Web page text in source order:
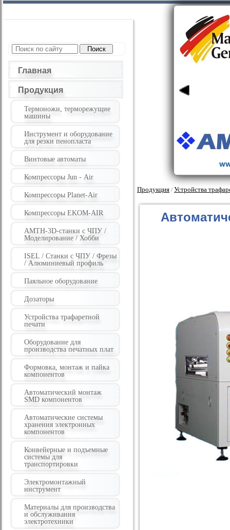
Главная
Продукция
Термоножи, терморежущие
машины
Инструмент и оборудование
для резки пенопласта
Винтовые автоматы
Компрессоры Jun - Air
Компрессоры Planet-Air
Компрессоры EKOM-AIR
AMTH-3D-станки с ЧПУ /
Моделирование / Хобби
ISEL / Станки с ЧПУ / Фрезы
/ Алюминиевый профиль
Паяльное оборудование
Дозаторы
Устройства трафаретной
печати
Оборудование для
производства печатных плат
Формовка, монтаж и пайка
компонентов
Автоматический монтаж
SMD компонентов
Автоматические системы
хранения электронных
компонентов
Конвейерные и подъемные
системы для
транспортировки
Электромонтажный
инструмент
Материалы для производства
и обслуживания
электротехники
Продукция / Устройства